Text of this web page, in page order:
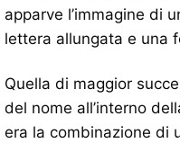
apparve l’immagine di
lettera allungata e una
Quella di maggior
del nome all’interno
era la combinazione di